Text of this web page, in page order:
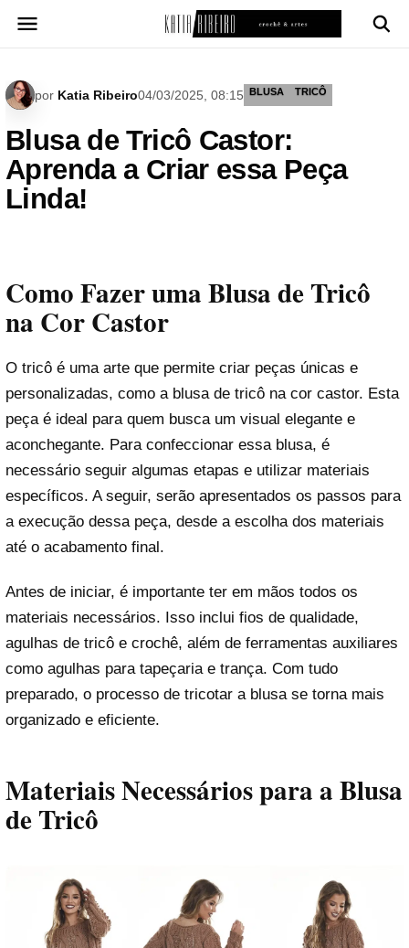
para
por Katia Ribeiro04/03/2025, 08:15 BLUSA TRICÔ
Blusa de Tricô Castor:
Aprenda a Criar essa Peça
Linda!
Como Fazer uma Blusa de Tricô
na Cor Castor
O tricô é uma arte que permite criar peças únicas e
personalizadas, como a blusa de tricô na cor castor. Esta
peça é ideal para quem busca um visual elegante e
aconchegante. Para confeccionar essa blusa, é
necessário seguir algumas etapas e utilizar materiais
específicos. A seguir, serão apresentados os passos para
a execução dessa peça, desde a escolha dos materiais
até o acabamento final.
Antes de iniciar, é importante ter em mãos todos os
materiais necessários. Isso inclui fios de qualidade,
agulhas de tricô e crochê, além de ferramentas auxiliares
como agulhas para tapeçaria e trança. Com tudo
preparado, o processo de tricotar a blusa se torna mais
organizado e eficiente.
Materiais Necessários para a Blusa
de Tricô